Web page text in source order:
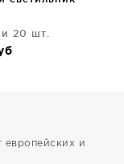
20 шт.
европейских и